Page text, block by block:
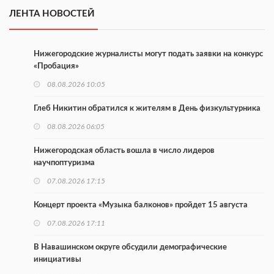
ЛЕНТА НОВОСТЕЙ
Нижегородские журналисты могут подать заявки на конкурс
«Пробация»
08.08.2026 10:05
Глеб Никитин обратился к жителям в День физкультурника
08.08.2026 06:05
Нижегородская область вошла в число лидеров
научпоптуризма
07.08.2026 17:15
Концерт проекта «Музыка балконов» пройдет 15 августа
07.08.2026 17:11
В Навашинском округе обсудили демографические
инициативы